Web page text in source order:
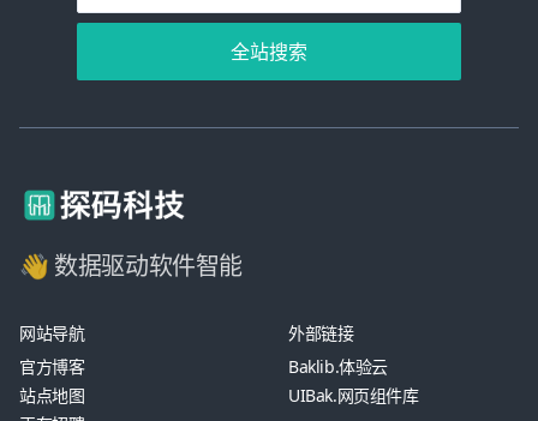
全站搜索
👋 数据驱动软件智能
网站导航
官方博客
站点地图
外部链接
Baklib.体验云
UIBak.网页组件库